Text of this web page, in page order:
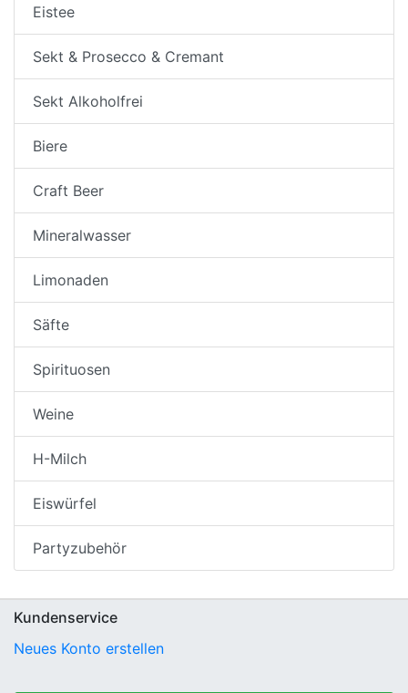
Eistee
Sekt & Prosecco & Cremant
Sekt Alkoholfrei
Biere
Craft Beer
Mineralwasser
Limonaden
Säfte
Spirituosen
Weine
H-Milch
Eiswürfel
Partyzubehör
Kundenservice
Neues Konto erstellen